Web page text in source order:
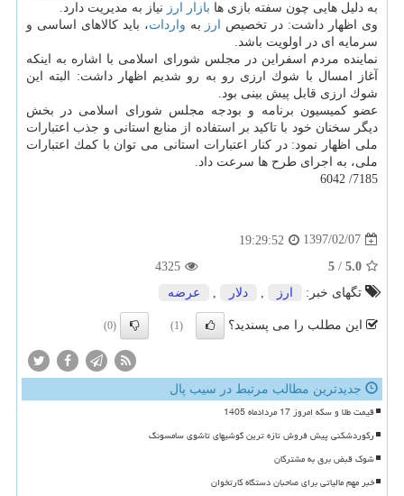
به دلیل هایی چون سفته بازی ها بازار ارز نیاز به مدیریت دارد.
وی اظهار داشت: در تخصیص ارز به واردات، باید كالاهای اساسی و
سرمایه ای در اولویت باشد.
نماینده مردم اسفراین در مجلس شورای اسلامی با اشاره به اینكه
آغاز امسال با شوك ارزی رو به رو شدیم اظهار داشت: البته این
شوك ارزی قابل پیش بینی بود.
عضو كمیسیون برنامه و بودجه مجلس شورای اسلامی در بخش
دیگر سخنان خود با تاكید بر استفاده از منابع استانی و جذب اعتبارات
ملی اظهار نمود: در كنار اعتبارات استانی می توان با كمك اعتبارات
ملی، به اجرای طرح ها سرعت داد.
7185/ 6042
1397/02/07
19:29:52
5.0
/
5
4325
تگهای خبر:
ارز دلار عرضه
این مطلب را می پسندید؟ (1)
(0)
جدیدترین مطالب مرتبط در سیب پال
قیمت طلا و سکه امروز 17 مردادماه 1405
رکوردشکنی پیش فروش تازه ترین گوشیهای تاشوی سامسونگ
شوک قبض برق به مشترکان
خبر مهم مالیاتی برای صاحبان دستگاه کارتخوان